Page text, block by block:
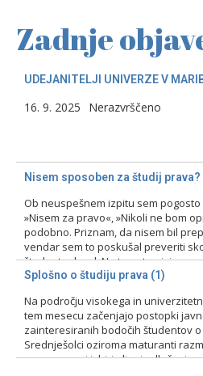
Zadnje
UDEJANITELJI UNIVERZE V
16. 9. 2025 Nerazvrščeno
Nisem sposoben za študij prava?
Ob neuspešnem izpitu sem pogosto
»Nisem za pravo«, »Nikoli ne bom
podobno. Priznam, da nisem bil
vendar sem to poskušal preveriti
študent odzval. Na tovrstne izjave
zlasti pri prvih izpitih, kajti ni bila…
15. 2. 2024 Nerazvrščeno
Splošno o študiju prava (1)
Na področju visokega in
tem mesecu začenjajo postopki
zainteresiranih bodočih študentov
Srednješolci oziroma maturanti
programe pri izbiri ali pri odločanju